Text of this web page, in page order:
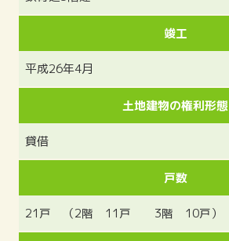
竣工
平成26年4月
土地建物の権利形態
貸借
戸数
21戸 （2階 11戸 3階 10戸）